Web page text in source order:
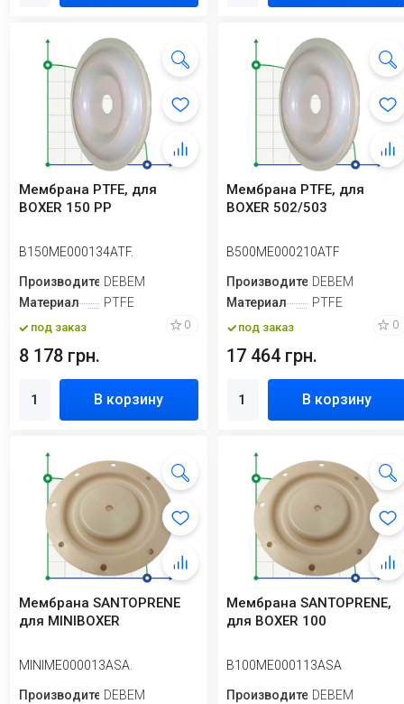
Мембрана PTFE, для
BOXER 150 PP
B150ME000134ATF.
ПроизводительDEBEM
Материал
PTFE
под заказ 0
8 178 грн.
В корзину
Мембрана PTFE, для
BOXER 502/503
B500ME000210ATF
ПроизводительDEBEM
Материал
PTFE
под заказ 0
17 464 грн.
В корзину
Мембрана SANTOPRENE
для MINIBOXER
MINIME000013ASA.
ПроизводительDEBEM
Мембрана SANTOPRENE,
для BOXER 100
B100ME000113ASA
ПроизводительDEBEM